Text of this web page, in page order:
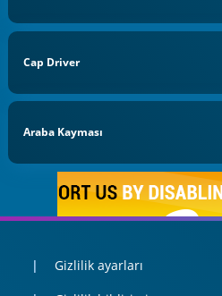
Cap Driver
Araba Kayması
Gizlilik ayarları